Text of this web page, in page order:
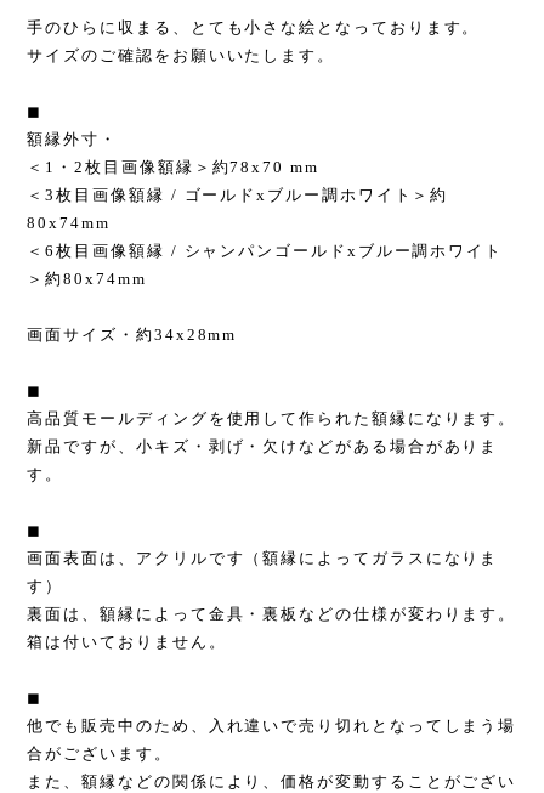
手のひらに収まる、とても小さな絵となっております。
サイズのご確認をお願いいたします。
◼︎
額縁外寸・
＜1・2枚目画像額縁＞約78x70 mm
＜3枚目画像額縁 / ゴールドxブルー調ホワイト＞約
80x74mm
＜6枚目画像額縁 / シャンパンゴールドxブルー調ホワイト
＞約80x74mm
画面サイズ・約34x28mm
◼︎
高品質モールディングを使用して作られた額縁になります。
新品ですが、小キズ・剥げ・欠けなどがある場合がありま
す。
◼︎
画面表面は、アクリルです（額縁によってガラスになりま
す）
裏面は、額縁によって金具・裏板などの仕様が変わります。
箱は付いておりません。
◼︎
他でも販売中のため、入れ違いで売り切れとなってしまう場
合がございます。
また、額縁などの関係により、価格が変動することがござい